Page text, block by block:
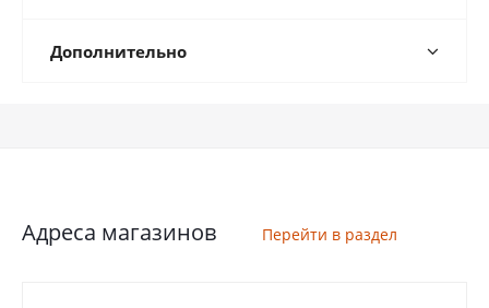
Дополнительно
Адреса магазинов Перейти в раздел